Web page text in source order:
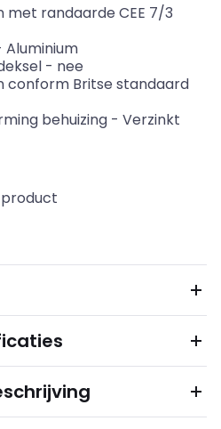
randaarde CEE 7/3
Aluminium
- nee
conform Britse standaard
behuizing- Verzinkt